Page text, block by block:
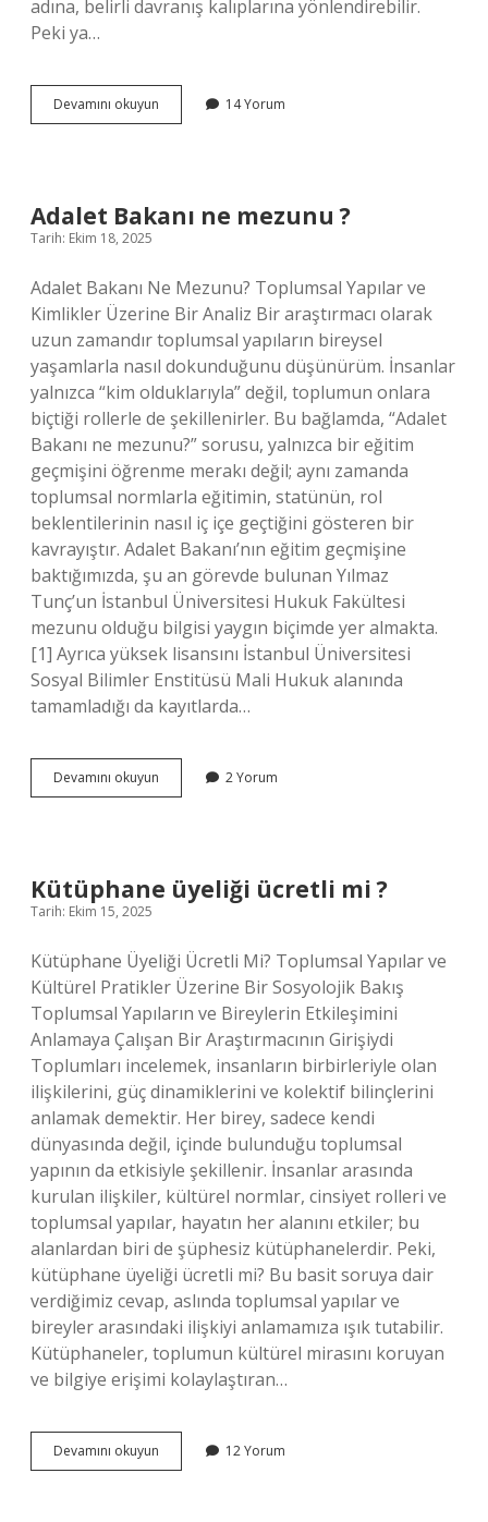
adına, belirli davranış kalıplarına yönlendirebilir.
Peki ya…
Devamını okuyun
ağacı
?
14 Yorum
Adalet Bakanı ne mezunu ?
Tarih: Ekim 18, 2025
Adalet Bakanı Ne Mezunu? Toplumsal Yapılar ve
Kimlikler Üzerine Bir Analiz Bir araştırmacı olarak
uzun zamandır toplumsal yapıların bireysel
yaşamlarla nasıl dokunduğunu düşünürüm. İnsanlar
yalnızca “kim olduklarıyla” değil, toplumun onlara
biçtiği rollerle de şekillenirler. Bu bağlamda, “Adalet
Bakanı ne mezunu?” sorusu, yalnızca bir eğitim
geçmişini öğrenme merakı değil; aynı zamanda
toplumsal normlarla eğitimin, statünün, rol
beklentilerinin nasıl iç içe geçtiğini gösteren bir
kavrayıştır. Adalet Bakanı’nın eğitim geçmişine
baktığımızda, şu an görevde bulunan Yılmaz
Tunç’un İstanbul Üniversitesi Hukuk Fakültesi
mezunu olduğu bilgisi yaygın biçimde yer almakta.
[1] Ayrıca yüksek lisansını İstanbul Üniversitesi
Sosyal Bilimler Enstitüsü Mali Hukuk alanında
tamamladığı da kayıtlarda…
Devamını okuyun
Bakanı
2 Yorum
Kütüphane üyeliği ücretli mi ?
Tarih: Ekim 15, 2025
Kütüphane Üyeliği Ücretli Mi? Toplumsal Yapılar ve
Kültürel Pratikler Üzerine Bir Sosyolojik Bakış
Toplumsal Yapıların ve Bireylerin Etkileşimini
Anlamaya Çalışan Bir Araştırmacının Girişiydi
Toplumları incelemek, insanların birbirleriyle olan
ilişkilerini, güç dinamiklerini ve kolektif bilinçlerini
anlamak demektir. Her birey, sadece kendi
dünyasında değil, içinde bulunduğu toplumsal
yapının da etkisiyle şekillenir. İnsanlar arasında
kurulan ilişkiler, kültürel normlar, cinsiyet rolleri ve
toplumsal yapılar, hayatın her alanını etkiler; bu
alanlardan biri de şüphesiz kütüphanelerdir. Peki,
kütüphane üyeliği ücretli mi? Bu basit soruya dair
verdiğimiz cevap, aslında toplumsal yapılar ve
bireyler arasındaki ilişkiyi anlamamıza ışık tutabilir.
Kütüphaneler, toplumun kültürel mirasını koruyan
ve bilgiye erişimi kolaylaştıran…
Devamını okuyun Kütüphane
üyeliği
12 Yorum